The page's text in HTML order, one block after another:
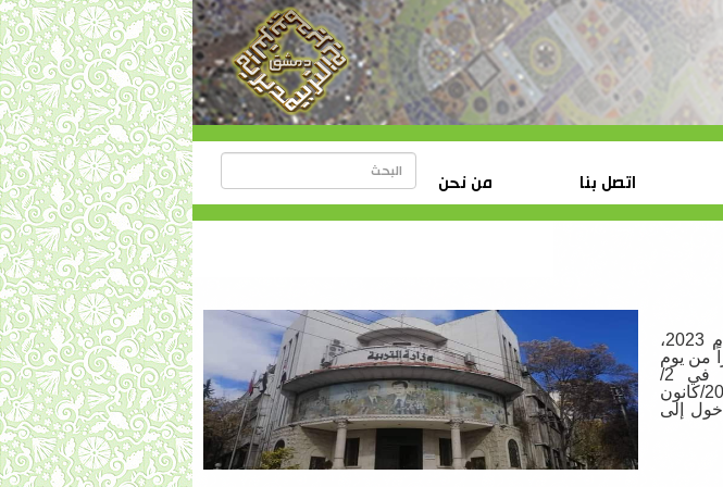
اتصل بنا من نحن
الثلاثاء الواقع في 20/كانون الأول /2022 ولغاية يوم الخميس الواقع في 2/